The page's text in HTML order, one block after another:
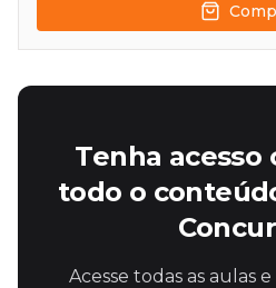
Tenha acesso
todo o
Acesse todas as aulas